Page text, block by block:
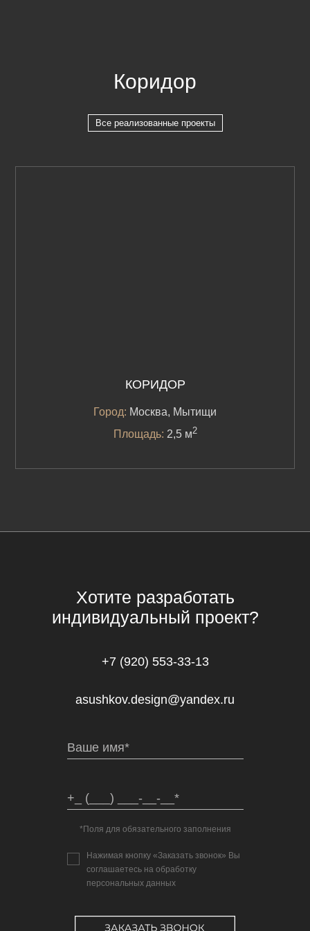
Коридор
Все реализованные проекты
КОРИДОР
Город: Москва, Мытищи
Площадь: 2,5 м2
Хотите разработать
индивидуальный проект?
+7 (920) 553-33-13
asushkov.design@yandex.ru
*Поля для обязательного заполнения
Нажимая кнопку «Заказать звонок» Вы
соглашаетесь на обработку
персональных данных